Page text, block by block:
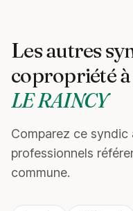
Les autres
copropriété à
LE RAINCY
Comparez ce syndic
professionnels
commune.